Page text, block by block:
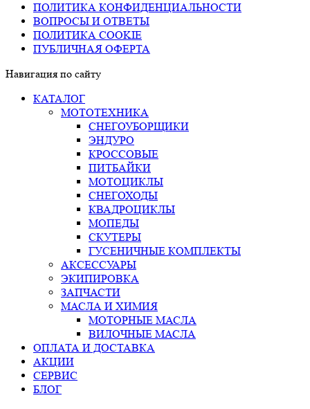
ПОЛИТИКА КОНФИДЕНЦИАЛЬНОСТИ
ВОПРОСЫ И ОТВЕТЫ
ПОЛИТИКА COOKIE
ПУБЛИЧНАЯ ОФЕРТА
Навигация по сайту
КАТАЛОГ
МОТОТЕХНИКА
СНЕГОУБОРЩИКИ
ЭНДУРО
КРОССОВЫЕ
ПИТБАЙКИ
МОТОЦИКЛЫ
СНЕГОХОДЫ
КВАДРОЦИКЛЫ
МОПЕДЫ
СКУТЕРЫ
ГУСЕНИЧНЫЕ КОМПЛЕКТЫ
АКСЕССУАРЫ
ЭКИПИРОВКА
ЗАПЧАСТИ
МАСЛА И ХИМИЯ
МОТОРНЫЕ МАСЛА
ВИЛОЧНЫЕ МАСЛА
ОПЛАТА И ДОСТАВКА
АКЦИИ
СЕРВИС
БЛОГ